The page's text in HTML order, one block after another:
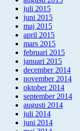
juli 2015
juni 2015
maj 2015
april 2015
mars 2015
februari 2015
januari 2015
december 2014
november 2014
oktober 2014
september 2014
augusti 2014
juli 2014
juni 2014